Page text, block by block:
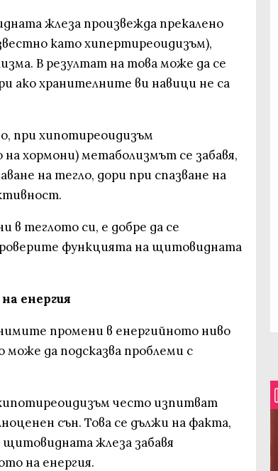
жлеза произвежда прекалено
като хипертиреоидизъм),
В резултат на това може да се
ако хранителните ви навици не са
при хипотиреоидизъм
хормони) метаболизмът се забавя,
на тегло, дори при спазване на
в теглото си, е добре да се
функцията на щитовидната
енергия
промени в енергийното ниво
да подсказва проблеми с
често изпитват
сън. Това се дължи на факта,
жлеза забавя
на енергия.